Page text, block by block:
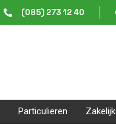
(085) 273 12 40
Particulieren Zakelijk